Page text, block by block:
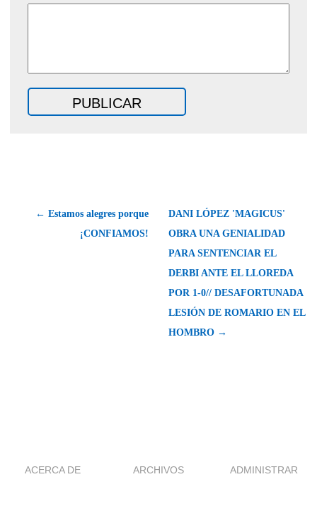
← Estamos alegres porque
¡CONFIAMOS!
DANI LÓPEZ 'MAGICUS'
OBRA UNA GENIALIDAD
PARA SENTENCIAR EL
DERBI ANTE EL LLOREDA
POR 1-0// DESAFORTUNADA
LESIÓN DE ROMARIO EN EL
HOMBRO →
ACERCA DE ARCHIVOS ADMINISTRAR